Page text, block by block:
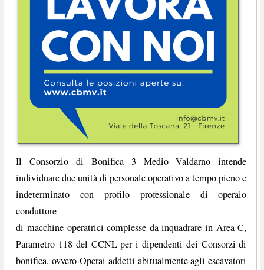
Il Consorzio di Bonifica 3 Medio Valdarno intende
individuare due unità di personale operativo a tempo pieno e
indeterminato con profilo professionale di operaio
conduttore
di macchine operatrici complesse da inquadrare in Area C,
Parametro 118 del CCNL per i dipendenti dei Consorzi di
bonifica, ovvero Operai addetti abitualmente agli escavatori